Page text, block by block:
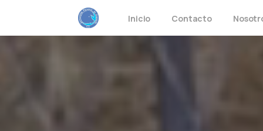
Inicio Contacto